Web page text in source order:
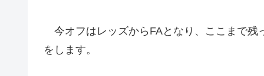
今オフはレッズからFAとなり、ここまで残
をします。